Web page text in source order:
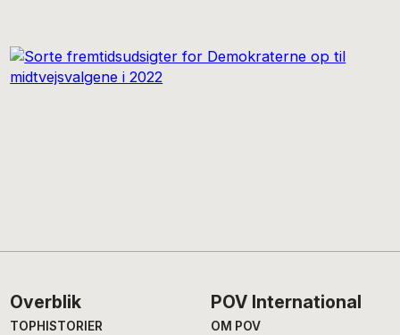
Footer
Overblik
TOPHISTORIER
POV International
OM POV